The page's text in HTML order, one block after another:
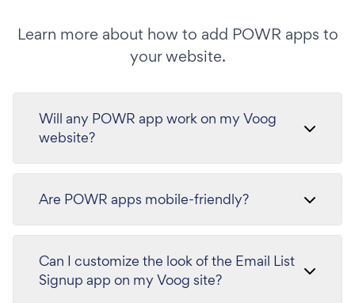
Learn more about how to add POWR apps to
your website.
Will any POWR app work on my Voog
website?
Are POWR apps mobile-friendly?
Can I customize the look of the Email List
Signup app on my Voog site?